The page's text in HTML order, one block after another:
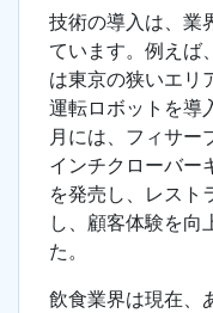
技術の導入は、業
ています。例え
は東京の狭いエリ
運転ロボットを導
月には、フィサー
インチクローバー
を発売し、レスト
し、顧客体験を向
た。
飲食業界は現在、